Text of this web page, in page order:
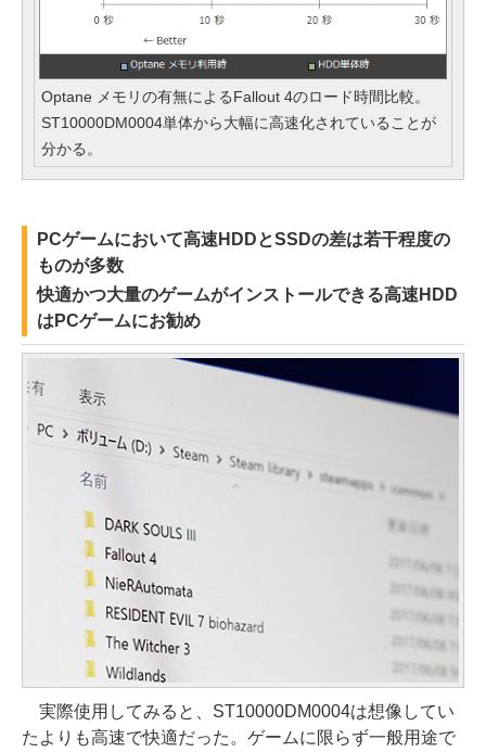
Optane メモリの有無によるFallout 4のロード時間比較。
ST10000DM0004単体から大幅に高速化されていることが
分かる。
PCゲームにおいて高速HDDとSSDの差は若干程度の
ものが多数
快適かつ大量のゲームがインストールできる高速HDD
はPCゲームにお勧め
実際使用してみると、ST10000DM0004は想像してい
たよりも高速で快適だった。ゲームに限らず一般用途で